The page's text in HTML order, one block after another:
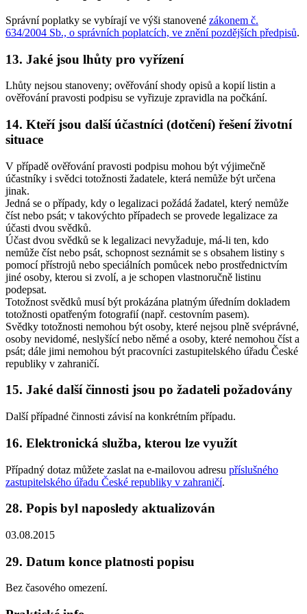
Správní poplatky se vybírají ve výši stanovené zákonem č.
634/2004 Sb., o správních poplatcích, ve znění pozdějších předpisů.
13. Jaké jsou lhůty pro vyřízení
Lhůty nejsou stanoveny; ověřování shody opisů a kopií listin a
ověřování pravosti podpisu se vyřizuje zpravidla na počkání.
14. Kteří jsou další účastníci (dotčení) řešení životní
situace
V případě ověřování pravosti podpisu mohou být výjimečně
účastníky i svědci totožnosti žadatele, která nemůže být určena
jinak.
Jedná se o případy, kdy o legalizaci požádá žadatel, který nemůže
číst nebo psát; v takovýchto případech se provede legalizace za
účasti dvou svědků.
Účast dvou svědků se k legalizaci nevyžaduje, má-li ten, kdo
nemůže číst nebo psát, schopnost seznámit se s obsahem listiny s
pomocí přístrojů nebo speciálních pomůcek nebo prostřednictvím
jiné osoby, kterou si zvolí, a je schopen vlastnoručně listinu
podepsat.
Totožnost svědků musí být prokázána platným úředním dokladem
totožnosti opatřeným fotografií (např. cestovním pasem).
Svědky totožnosti nemohou být osoby, které nejsou plně svéprávné,
osoby nevidomé, neslyšící nebo němé a osoby, které nemohou číst a
psát; dále jimi nemohou být pracovníci zastupitelského úřadu České
republiky v zahraničí.
15. Jaké další činnosti jsou po žadateli požadovány
Další případné činnosti závisí na konkrétním případu.
16. Elektronická služba, kterou lze využít
Případný dotaz můžete zaslat na e-mailovou adresu příslušného
zastupitelského úřadu České republiky v zahraničí.
28. Popis byl naposledy aktualizován
03.08.2015
29. Datum konce platnosti popisu
Bez časového omezení.